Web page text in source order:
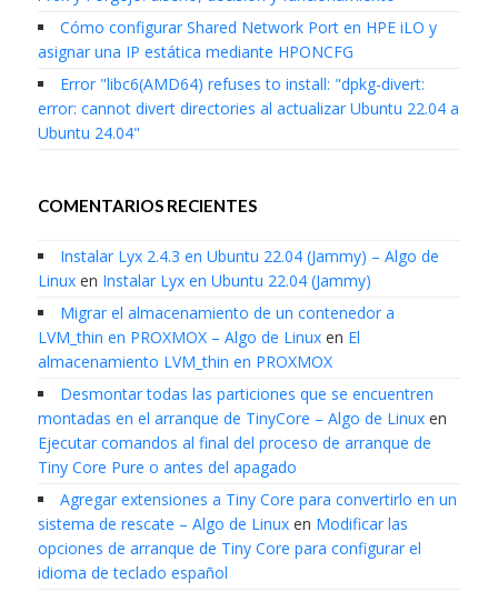
Cómo configurar Shared Network Port en HPE iLO y
asignar una IP estática mediante HPONCFG
Error "libc6(AMD64) refuses to install: "dpkg-divert:
error: cannot divert directories al actualizar Ubuntu 22.04 a
Ubuntu 24.04"
COMENTARIOS RECIENTES
Instalar Lyx 2.4.3 en Ubuntu 22.04 (Jammy) – Algo de
Linuxen Instalar Lyx en Ubuntu 22.04 (Jammy)
Migrar el almacenamiento de un contenedor a
LVM_thin en PROXMOX – Algo de Linuxen El
almacenamiento LVM_thin en PROXMOX
Desmontar todas las particiones que se encuentren
montadas en el arranque de TinyCore – Algo de Linuxen
Ejecutar comandos al final del proceso de arranque de
Tiny Core Pure o antes del apagado
Agregar extensiones a Tiny Core para convertirlo en un
sistema de rescate – Algo de Linuxen Modificar las
opciones de arranque de Tiny Core para configurar el
idioma de teclado español